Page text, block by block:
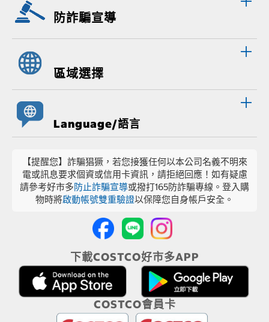
防詐騙宣導
區域選擇
Language/語言
【提醒您】詐騙猖獗，若您接獲任何以本公司名義不明來
電或訊息要求個資或信用卡資訊，請拒絕回應！如有疑慮
請參考好市多防止詐騙宣導或撥打165防詐騙專線。登入購
物時將啟動帳號雙重驗證以保障您自身帳戶安全。
下載COSTCO好市多APP
COSTCO會員卡